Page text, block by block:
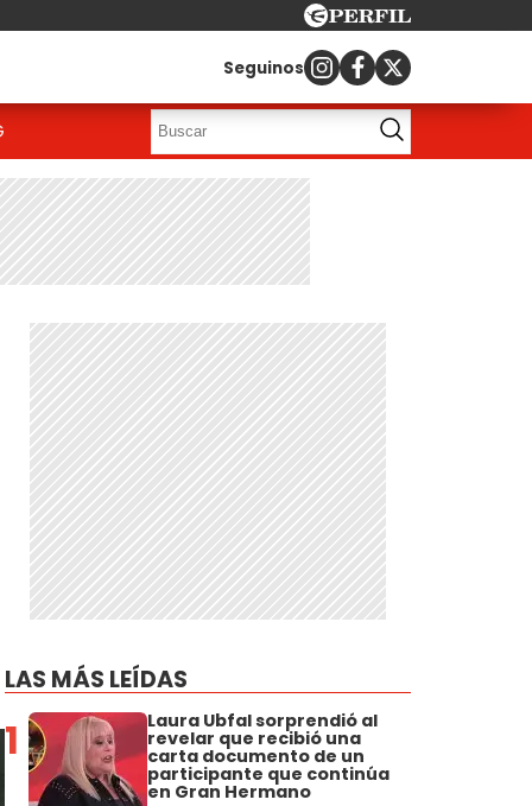
Seguinos
LAS MÁS LEÍDAS
1 Laura Ubfal sorprendió al
revelar que recibió una
carta documento de un
participante que continúa
en Gran Hermano